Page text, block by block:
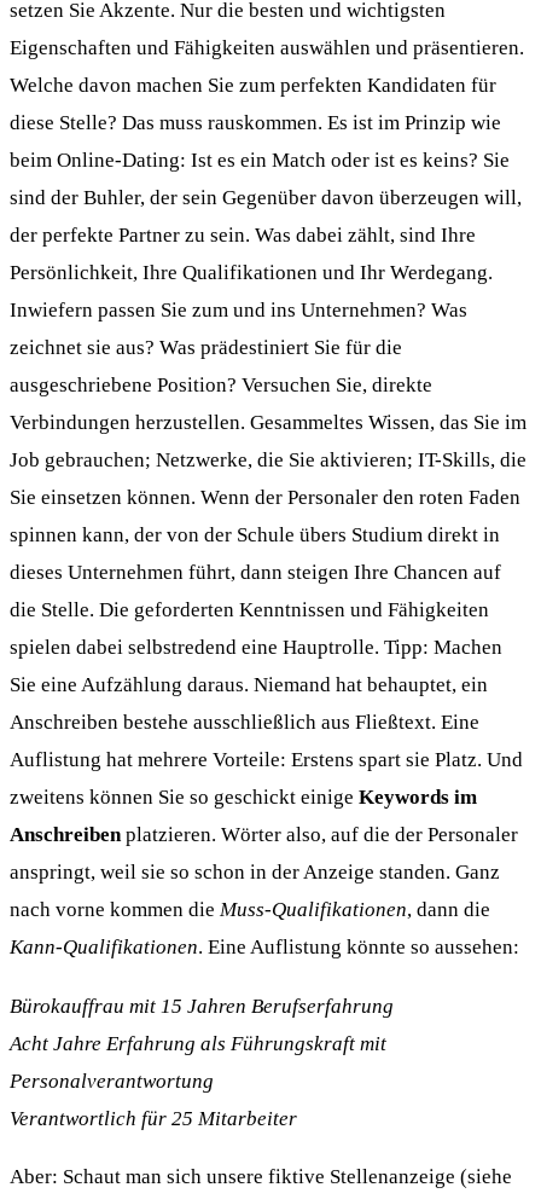
setzen Sie Akzente. Nur die besten und wichtigsten
Eigenschaften und Fähigkeiten auswählen und präsentieren.
Welche davon machen Sie zum perfekten Kandidaten für
diese Stelle? Das muss rauskommen. Es ist im Prinzip wie
beim Online-Dating: Ist es ein Match oder ist es keins? Sie
sind der Buhler, der sein Gegenüber davon überzeugen will,
der perfekte Partner zu sein. Was dabei zählt, sind Ihre
Persönlichkeit, Ihre Qualifikationen und Ihr Werdegang.
Inwiefern passen Sie zum und ins Unternehmen? Was
zeichnet sie aus? Was prädestiniert Sie für die
ausgeschriebene Position? Versuchen Sie, direkte
Verbindungen herzustellen. Gesammeltes Wissen, das Sie im
Job gebrauchen; Netzwerke, die Sie aktivieren; IT-Skills, die
Sie einsetzen können. Wenn der Personaler den roten Faden
spinnen kann, der von der Schule übers Studium direkt in
dieses Unternehmen führt, dann steigen Ihre Chancen auf
die Stelle. Die geforderten Kenntnissen und Fähigkeiten
spielen dabei selbstredend eine Hauptrolle. Tipp: Machen
Sie eine Aufzählung daraus. Niemand hat behauptet, ein
Anschreiben bestehe ausschließlich aus Fließtext. Eine
Auflistung hat mehrere Vorteile: Erstens spart sie Platz. Und
zweitens können Sie so geschickt einige Keywords im
Anschreibenplatzieren. Wörter also, auf die der Personaler
anspringt, weil sie so schon in der Anzeige standen. Ganz
nach vorne kommen die Muss-Qualifikationen, dann die
Kann-Qualifikationen. Eine Auflistung könnte so aussehen:
Bürokauffrau mit 15 Jahren Berufserfahrung
Acht Jahre Erfahrung als Führungskraft mit
Personalverantwortung
Verantwortlich für 25 Mitarbeiter
Aber: Schaut man sich unsere fiktive Stellenanzeige (siehe